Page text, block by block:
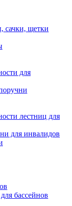
сачки, щетки
для
лестниц для
для инвалидов
бассейнов